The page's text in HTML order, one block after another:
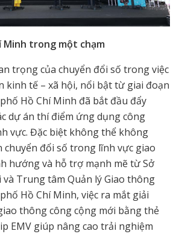
Minh trong một chạm
trọng của chuyển đổi số trong việc
kinh tế – xã hội, nổi bật từ giai đoạn
Hồ Chí Minh đã bắt đầu đẩy
dự án thí điểm ứng dụng công
vực. Đặc biệt không thể không
chuyển đổi số trong lĩnh vực giao
hướng và hỗ trợ mạnh mẽ từ Sở
Trung tâm Quản lý Giao thông
Hồ Chí Minh, việc ra mắt giải
thông công cộng mới bằng thẻ
EMV giúp nâng cao trải nghiệm